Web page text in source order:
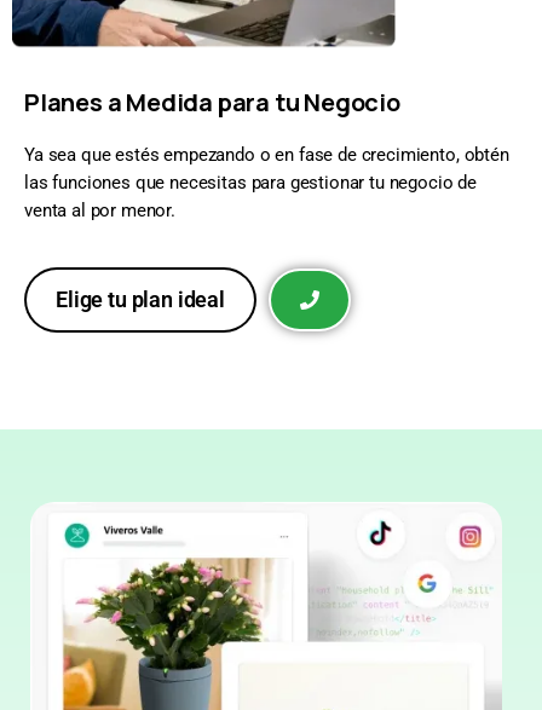
Planes a Medida para tu Negocio
Ya sea que estés empezando o en fase de crecimiento, obtén
las funciones que necesitas para gestionar tu negocio de
venta al por menor.
Elige tu plan ideal